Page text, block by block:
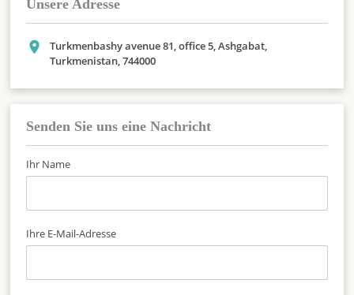
Unsere Adresse
Turkmenbashy avenue 81, office 5, Ashgabat,
Turkmenistan, 744000
Senden Sie uns eine Nachricht
Ihr Name
Ihre E-Mail-Adresse